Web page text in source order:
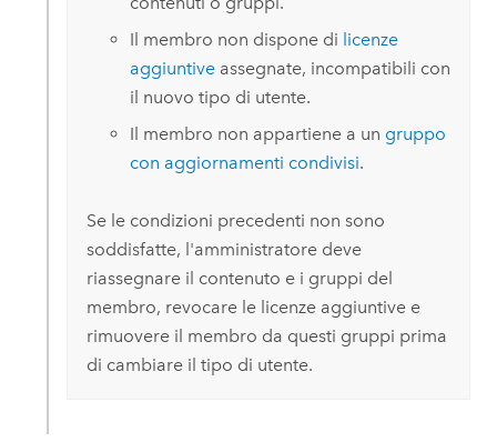
Il membro non dispone di licenze
aggiuntiveassegnate, incompatibili con
il nuovo tipo di utente.
Il membro non appartiene a un gruppo
con aggiornamenti condivisi.
Se le condizioni precedenti non sono
soddisfatte, l'amministratore deve
riassegnare il contenuto e i gruppi del
membro, revocare le licenze aggiuntive e
rimuovere il membro da questi gruppi prima
di cambiare il tipo di utente.